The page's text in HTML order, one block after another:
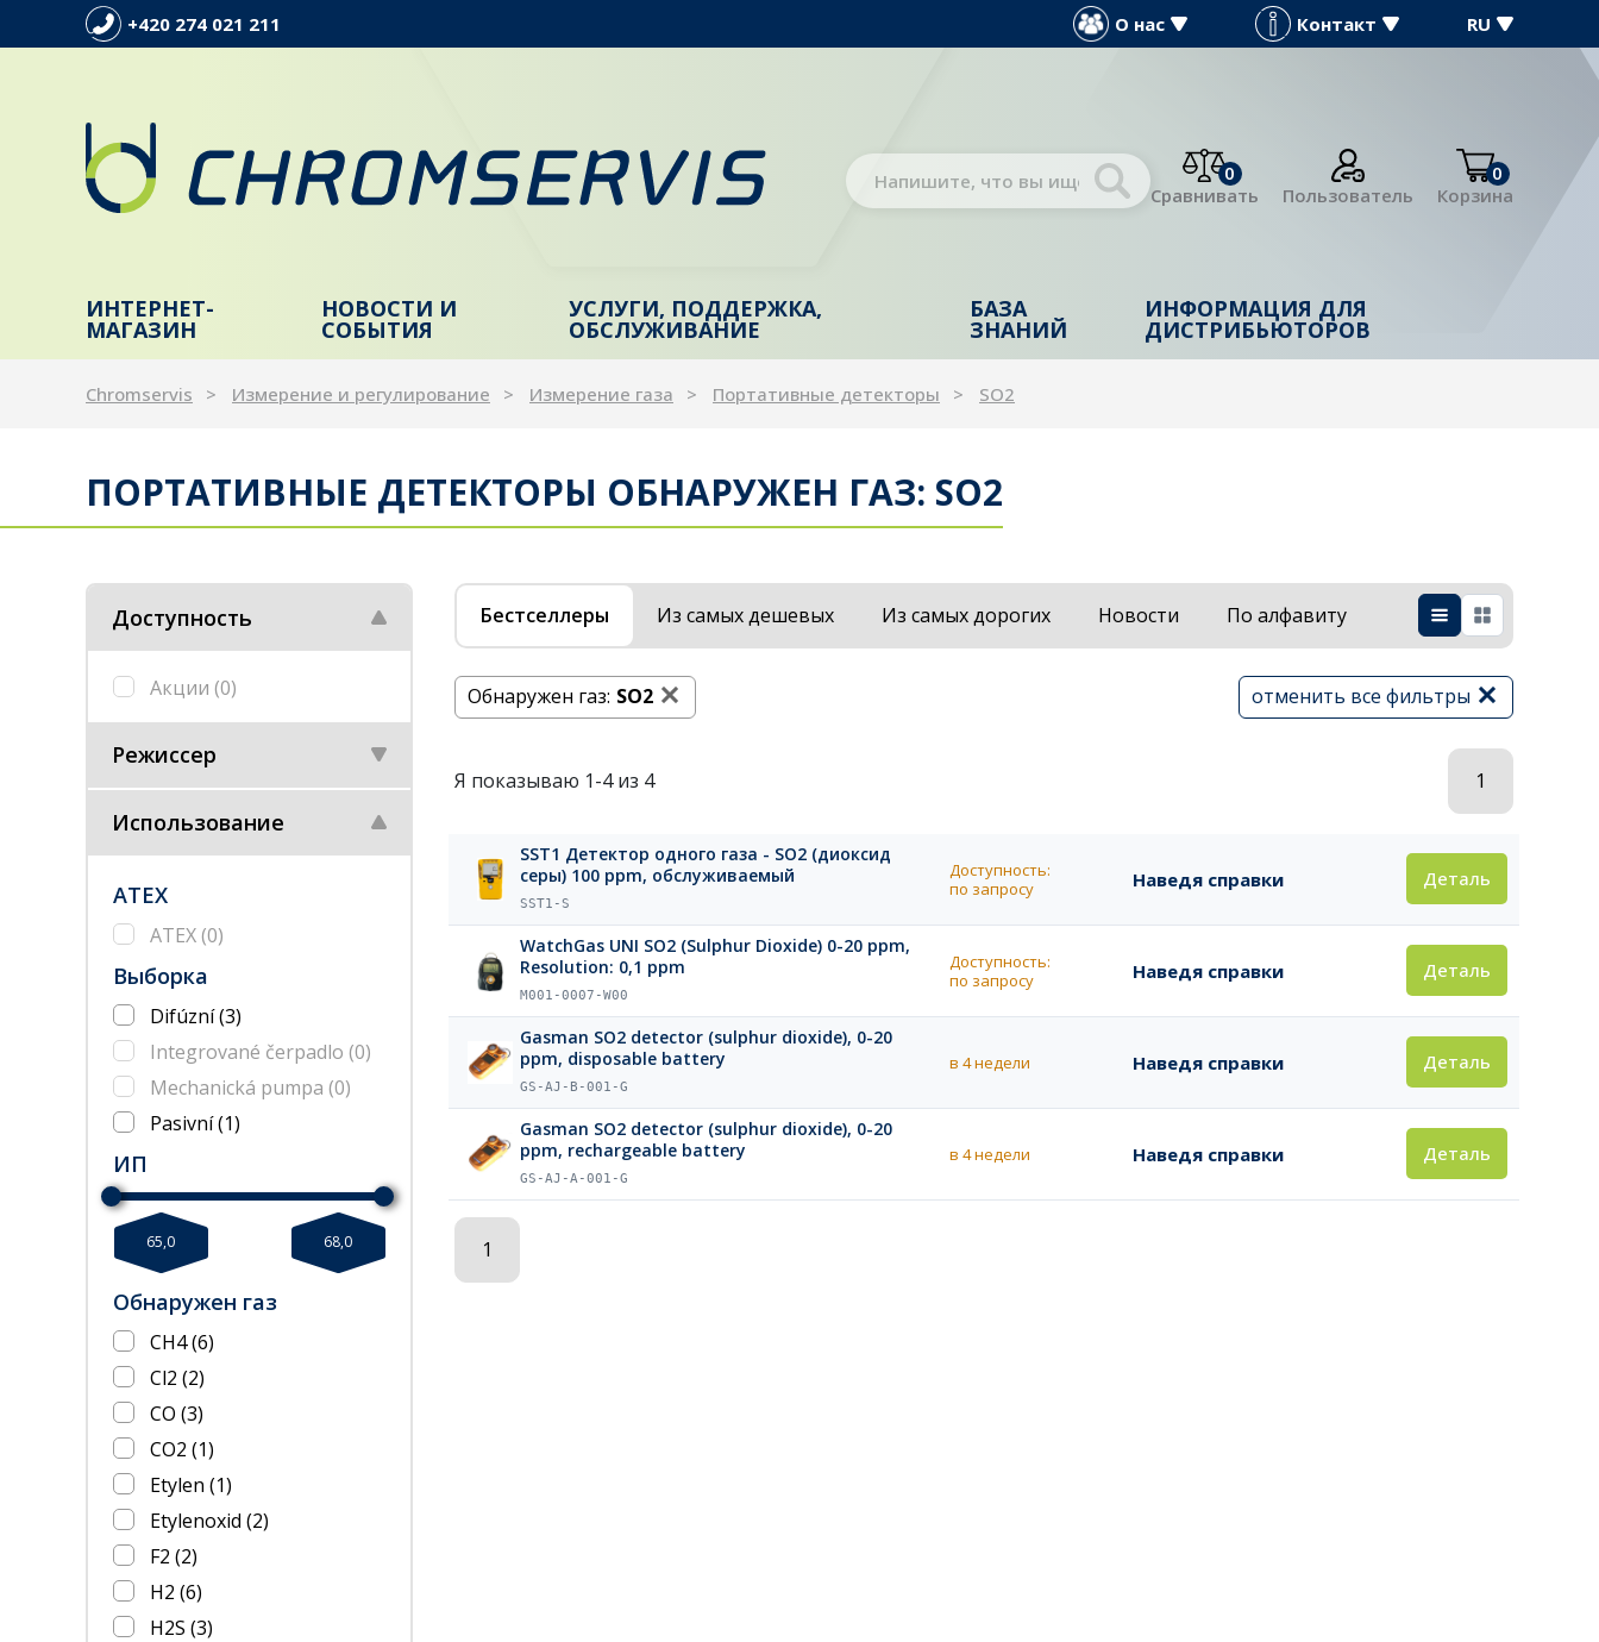
+420 274 021 211 О нас Контакт RU
0
Сравнивать
Пользователь
0
Корзина
ИНТЕРНЕТ-
МАГАЗИН
НОВОСТИ И
СОБЫТИЯ
УСЛУГИ, ПОДДЕРЖКА,
ОБСЛУЖИВАНИЕ
БАЗА
ЗНАНИЙ
ИНФОРМАЦИЯ ДЛЯ
ДИСТРИБЬЮТОРОВ
Chromservis Измерение и регулирование Измерение газа Портативные детекторы SO2
ПОРТАТИВНЫЕ ДЕТЕКТОРЫ ОБНАРУЖЕН ГАЗ: SO2
Доступность
Акции (0)
Режиссер
Использование
ATEX
ATEX(0)
Выборка
Difúzní(3)
Integrované čerpadlo (0)
Mechanická pumpa (0)
Pasivní(1)
ИП
65,0 68,0
Обнаружен газ
CH4(6)
Cl2 (2)
CO (3)
CO2 (1)
Etylen (1)
Etylenoxid (2)
F2 (2)
H2 (6)
H2S (3)
Бестселлеры Из самых дешевых Из самых дорогих Новости По алфавиту
отменить все фильтры
Обнаружен газ: SO2
Я показываю 1-4 из 4 1
SST1 Детектор одного газа - SO2 (диоксид
серы) 100 ppm, обслуживаемый
SST1-S
Доступность:
по запросу
Наведя справки Деталь
WatchGas UNI SO2 (Sulphur Dioxide) 0-20 ppm,
Resolution: 0,1 ppm
M001-0007-W00
Доступность:
по запросу
Наведя справки Деталь
Gasman SO2 detector (sulphur dioxide), 0-20
ppm, disposable battery
GS-AJ-B-001-G
в 4 недели Наведя справки Деталь
Gasman SO2 detector (sulphur dioxide), 0-20
ppm, rechargeable battery
GS-AJ-A-001-G
в 4 недели Наведя справки Деталь
1